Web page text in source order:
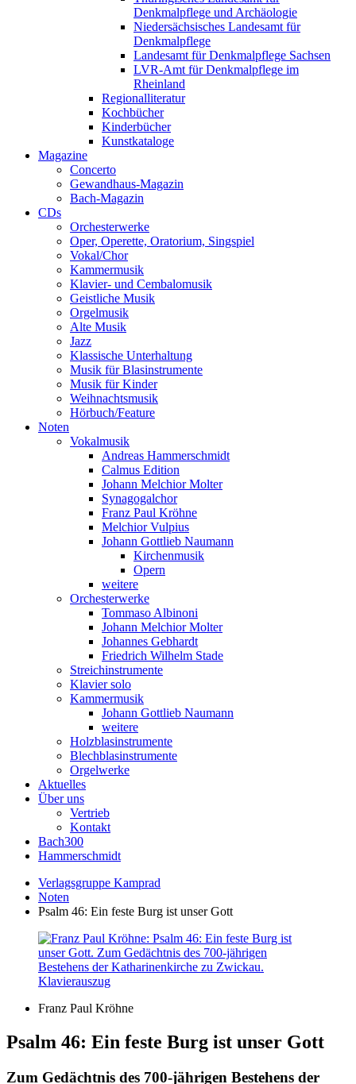
Denkmalpflege und Archäologie
Niedersächsisches Landesamt für
Denkmalpflege
Landesamt für Denkmalpflege Sachsen
LVR-Amt für Denkmalpflege im
Rheinland
Regionalliteratur
Kochbücher
Kinderbücher
Kunstkataloge
Magazine
Concerto
Gewandhaus-Magazin
Bach-Magazin
CDs
Orchesterwerke
Oper, Operette, Oratorium, Singspiel
Vokal/Chor
Kammermusik
Klavier- und Cembalomusik
Geistliche Musik
Orgelmusik
Alte Musik
Jazz
Klassische Unterhaltung
Musik für Blasinstrumente
Musik für Kinder
Weihnachtsmusik
Hörbuch/Feature
Noten
Vokalmusik
Andreas Hammerschmidt
Calmus Edition
Johann Melchior Molter
Synagogalchor
Franz Paul Kröhne
Melchior Vulpius
Johann Gottlieb Naumann
Kirchenmusik
Opern
weitere
Orchesterwerke
Tommaso Albinoni
Johann Melchior Molter
Johannes Gebhardt
Friedrich Wilhelm Stade
Streichinstrumente
Klavier solo
Kammermusik
Johann Gottlieb Naumann
weitere
Holzblasinstrumente
Blechblasinstrumente
Orgelwerke
Aktuelles
Über uns
Vertrieb
Kontakt
Bach300
Hammerschmidt
Verlagsgruppe Kamprad
Noten
Psalm 46: Ein feste Burg ist unser Gott
Franz Paul Kröhne
Psalm 46: Ein feste Burg ist unser Gott
Zum Gedächtnis des 700-jährigen Bestehens der